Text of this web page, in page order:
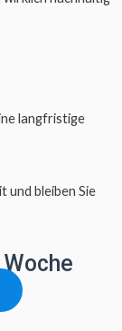
langfristige
und bleiben Sie